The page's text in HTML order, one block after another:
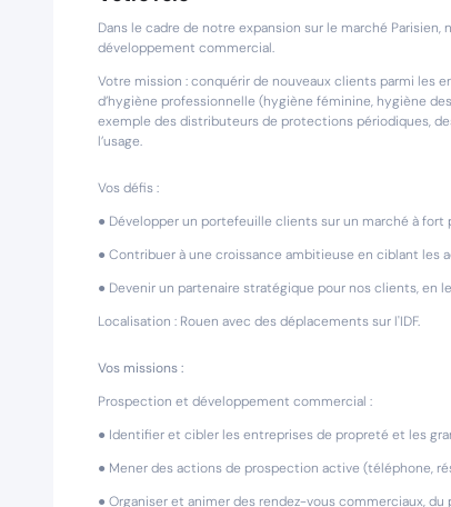
Dans le cadre de notre expansion sur le marché
développement commercial.
Votre mission : conquérir de nouveaux clients parmi les
d’hygiène professionnelle (hygiène féminine, hygiène
exemple des distributeurs de protections périodiques,
l’usage.
Vos défis :
● Développer un portefeuille clients sur un marché à
● Contribuer à une croissance ambitieuse en ciblant les
● Devenir un partenaire stratégique pour nos clients, en
Localisation : Rouen avec des déplacements sur l'IDF.
Vos missions :
Prospection et développement commercial :
● Identifier et cibler les entreprises de propreté et les
● Mener des actions de prospection active (téléphone,
● Organiser et animer des rendez-vous commerciaux,